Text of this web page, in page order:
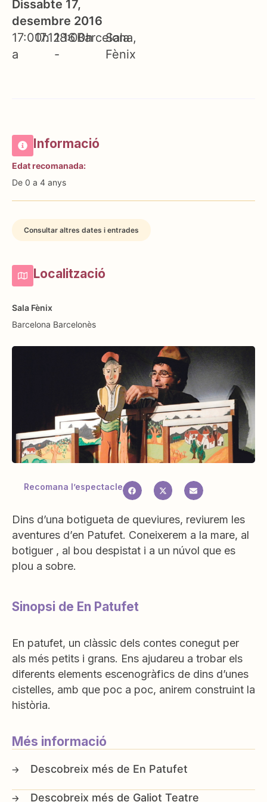
Dissabte 17,
desembre 2016
17:00h
a
17.12.16
18:00h
-
Barcelona
Sala
Fènix
Informació
Edat recomanada:
De 0 a 4 anys
Consultar altres dates i entrades
Localització
Sala Fènix
Barcelona Barcelonès
Recomana l’espectacle
Dins d’una botigueta de queviures, reviurem les
aventures d’en Patufet. Coneixerem a la mare, al
botiguer , al bou despistat i a un núvol que es
plou a sobre.
Sinopsi de En Patufet
En patufet, un clàssic dels contes conegut per
als més petits i grans. Ens ajudareu a trobar els
diferents elements escenogràfics de dins d’unes
cistelles, amb que poc a poc, anirem construint la
història.
Més informació
En Patufet
Galiot Teatre